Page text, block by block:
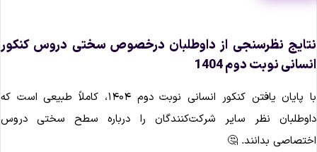
نظرسنجی از داوطلبان درخصوص سختی دروس کنکور
نوبت دوم 1404
با پایان یافتن کنکور انسانی نوبت دوم ۱۴۰۴، کاملاً طبیعی است که
نظر سایر شرکت‌کنندگان را درباره سطح سختی دروس
بدانند. 🤔